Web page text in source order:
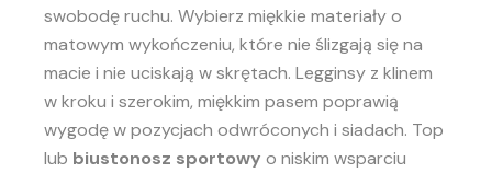
swobodę ruchu. Wybierz miękkie materiały o
matowym wykończeniu, które nie ślizgają się na
macie i nie uciskają w skrętach. Legginsy z klinem
w kroku i szerokim, miękkim pasem poprawią
wygodę w pozycjach odwróconych i siadach. Top
lub biustonosz sportowy o niskim wsparciu